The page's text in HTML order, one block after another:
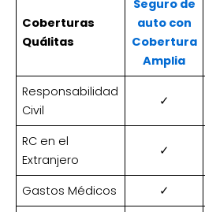
Coberturas
Quálitas
Seguro de
auto con
Cobertura
Amplia
Responsabilidad
Civil
✓
RC en el
Extranjero
✓
Gastos Médicos ✓